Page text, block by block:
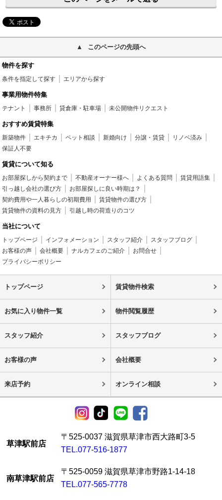
このページの先頭へ
物件を探す
条件を指定して探す エリアから探す
事業用物件特集
テナント 事務所 貸倉庫・駐車場 未公開物件リクエスト
おすすめ賃貸特集
新築物件 エキチカ ペット相談 新婚向け 分譲・賃貸
リノベ済み
保証人不要
賃貸について知る
お部屋探しから契約まで 不動産オーナー様へ よくある質問
賃貸用語集
引っ越し会社の選び方
お部屋探しに良い時期は？
契約費用や一人暮らしの初期費用
賃貸物件の選び方
賃貸物件の資料の見方
引越し時の荷造りのコツ
当社について
トップページ インフォメーション スタッフ紹介
スタッフブログ
お客様の声
会社概要 ナルカフェのご紹介
お問合せ
プライバシーポリシー
トップページ 賃貸物件検索
お気に入り物件一覧 物件閲覧履歴
スタッフ紹介 スタッフブログ
お客様の声 会社概要
来店予約 オンライン相談
草津駅前店
〒525-0037 滋賀県草津市西大路町3-5
TEL.077-516-1877
南草津駅前店
〒525-0059 滋賀県草津市野路1-14-18
TEL.077-565-7778